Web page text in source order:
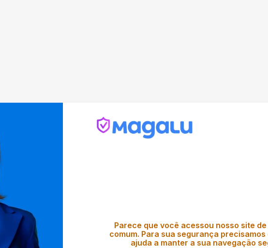
Parece que você acessou nosso site
comum. Para sua segurança
ajuda a manter a sua navegação